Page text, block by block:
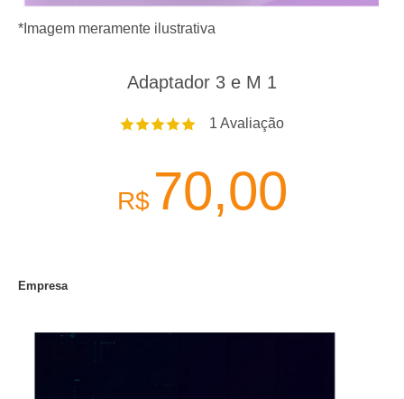
*Imagem meramente ilustrativa
Adaptador 3 e M 1
1 Avaliação
R$ 70,00
Empresa